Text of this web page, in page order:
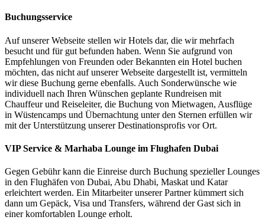
Buchungsservice
Auf unserer Webseite stellen wir Hotels dar, die wir mehrfach
besucht und für gut befunden haben. Wenn Sie aufgrund von
Empfehlungen von Freunden oder Bekannten ein Hotel buchen
möchten, das nicht auf unserer Webseite dargestellt ist, vermitteln
wir diese Buchung gerne ebenfalls. Auch Sonderwünsche wie
individuell nach Ihren Wünschen geplante Rundreisen mit
Chauffeur und Reiseleiter, die Buchung von Mietwagen, Ausflüge
in Wüstencamps und Übernachtung unter den Sternen erfüllen wir
mit der Unterstützung unserer Destinationsprofis vor Ort.
VIP Service & Marhaba Lounge im Flughafen Dubai
Gegen Gebühr kann die Einreise durch Buchung spezieller Lounges
in den Flughäfen von Dubai, Abu Dhabi, Maskat und Katar
erleichtert werden. Ein Mitarbeiter unserer Partner kümmert sich
dann um Gepäck, Visa und Transfers, während der Gast sich in
einer komfortablen Lounge erholt.